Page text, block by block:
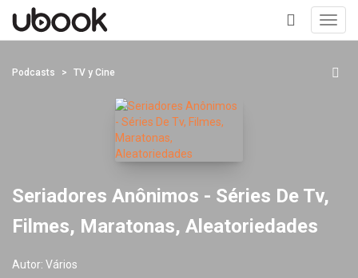
+
Podcasts TV y Cine
Seriadores Anônimos - Séries De Tv,
Filmes, Maratonas, Aleatoriedades
Autor: Vários